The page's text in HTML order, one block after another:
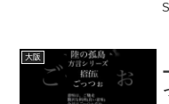
大阪